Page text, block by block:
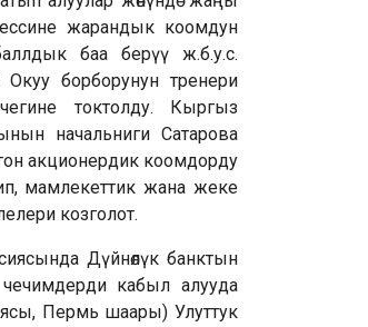
жарандык коомдун
баа берүү ж.б.у.с.
борборунун тренери
токтолду. Кыргыз
начальниги Сатарова
акционердик коомдорду
мамлекеттик жана жеке
козголот.
Дүйнөлүк банктын
кабыл алууда
Пермь шаары) Улуттук